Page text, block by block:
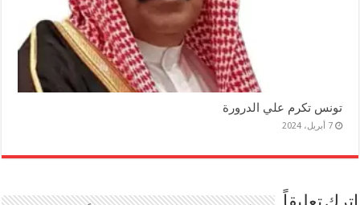
تونس تكرم علي الدرورة
7 أبريل، 2024